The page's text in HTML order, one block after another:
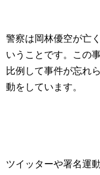
警察は岡林優空が亡
いうことです。この
比例して事件が忘れ
動をしています。
ツイッターや署名運